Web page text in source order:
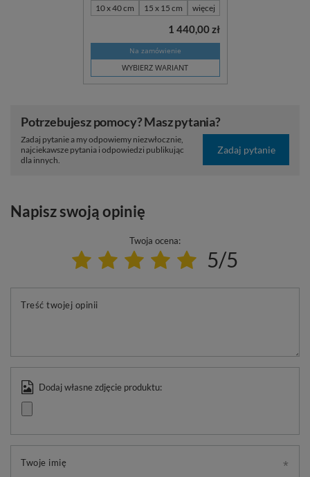
10 x 40 cm
15 x 15 cm więcej
Na zamówienie
WYBIERZ WARIANT
1 440,00 zł
Potrzebujesz pomocy? Masz pytania?
Zadaj pytanie a my odpowiemy niezwłocznie,
najciekawsze pytania i odpowiedzi publikując
dla innych.
Zadaj pytanie
Napisz swoją opinię
Twoja ocena:
5/5
Treść twojej opinii
Dodaj własne zdjęcie produktu:
Twoje imię